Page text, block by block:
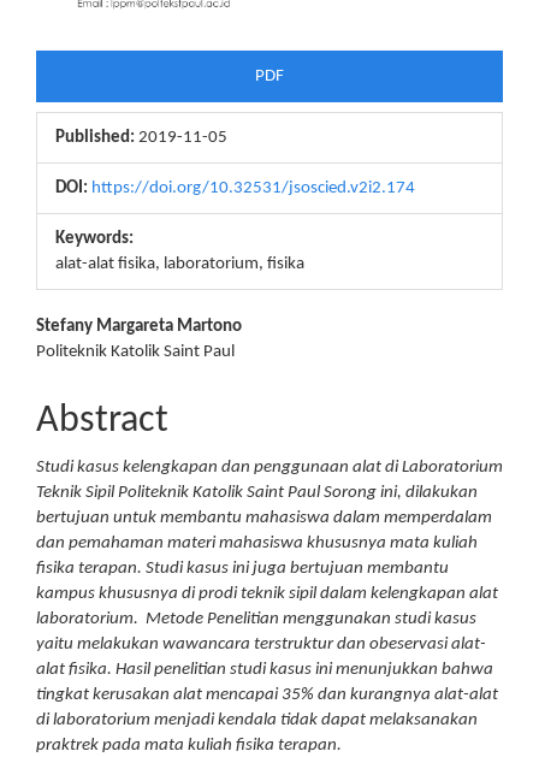
PDF
Published: 2019-11-05
DOI: https://doi.org/10.32531/jsoscied.v2i2.174
Keywords:
alat-alat fisika, laboratorium, fisika
Main
Content
Stefany Margareta Martono
Politeknik Katolik Saint Paul
Abstract
Studi kasus kelengkapan dan penggunaan alat di Laboratorium
Teknik Sipil Politeknik Katolik Saint Paul Sorong ini, dilakukan
bertujuan untuk membantu mahasiswa dalam memperdalam
dan pemahaman materi mahasiswa khususnya mata kuliah
fisika terapan. Studi kasus ini juga bertujuan membantu
kampus khususnya di prodi teknik sipil dalam kelengkapan alat
laboratorium. Metode Penelitian menggunakan studi kasus
yaitu melakukan wawancara terstruktur dan obeservasi alat-
alat fisika. Hasil penelitian studi kasus ini menunjukkan bahwa
tingkat kerusakan alat mencapai 35% dan kurangnya alat-alat
di laboratorium menjadi kendala tidak dapat melaksanakan
praktrek pada mata kuliah fisika terapan.